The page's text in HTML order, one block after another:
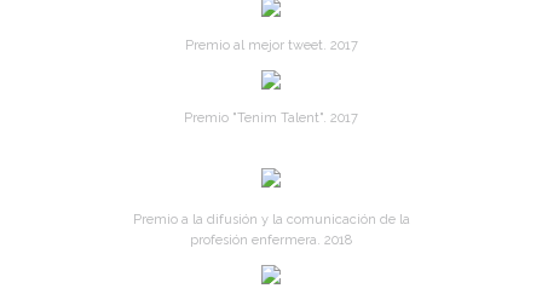
Premio al mejor tweet. 2017
Premio "Tenim Talent". 2017
Premio a la difusión y la comunicación de la
profesión enfermera. 2018